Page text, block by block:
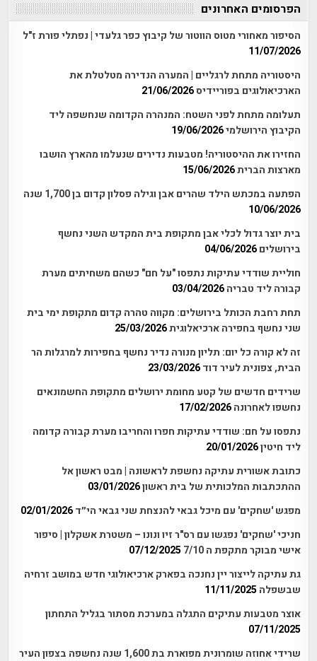
הפרסומים האחרונים
הסיפור מאחורי מטוס הווטור של קיבוץ כפר גלעדי | נפתלי פורת ז"ל
11/07/2026
היסטוריה מתחת לרגליים | המערה הנדירה מטלטלת את
הארכיאולוגים בפוריידיס21/06/2026
תעלומה מתחת לפני השטח: המנהרה הקדומה שנחשפה ליד
הקיבוץ הירושלמי19/06/2026
החזירו את ההיסטוריה! מטבעות נדירים שנעלמו מהארץ הושבו
מארצות הברית15/06/2026
הפתעה במכתש הילד שהרים אבן וגילה פסלון קדום בן 1,700 שנה
10/06/2026
בית יוצר גדול לכלי אבן מתקופת בית המקדש השני נחשף
בירושלים 04/06/2026
חוליית שודדי עתיקות נתפסו "על חם" כשהם משחיתים מערת
קבורה ליד טבריה 03/04/2026
תחת רחבת הכותל בירושלים: מקווה טהרה קדום מתקופת ימי בית
שני נחשף בחפירה ארכיאלוגית25/03/2026
זה לא קורה כל יום: תליון מנורה נדיר נחשף בחפירות למרגלות הר
הבית, צפונית לעיר דוד 23/03/2026
שרידים חדשים של קטע מחומת ירושלים מתקופת החשמונאים
נחשפו לאחרונה 17/02/2026
נתפסו על חם: שודדי עתיקות חפרו והחריבו מערת קבורה קדומה
ליד חיטין20/01/2026
כתובת אשורית עתיקה נחשפת לראשונה | מבט ראשון אל
ההתכתבות המלכותית של בית ראשון03/01/2026
מפגש 'שחקים' עם מיכל גבאי להנצחת שני גבאי הי״ד 02/01/2026
חניכי 'שחקים' נפגשו עם רס"ר זיו ונונו – משטרת אשקלון | סיפור
אישי מבוקר מתקפת ה 7/10
07/12/2025
גת עתיקה לייצור יין נחנכה בפארק ארכיאולוגי חדש במושב זרחיה
שבשפלה 11/11/2025
אוצר מטבעות עתיקים התגלה במערכת מסתור בגליל התחתון
07/11/2025
שרידי אחוזה שומרונית מפוארת בת 1,600 שנה נחשפה בצפון העיר